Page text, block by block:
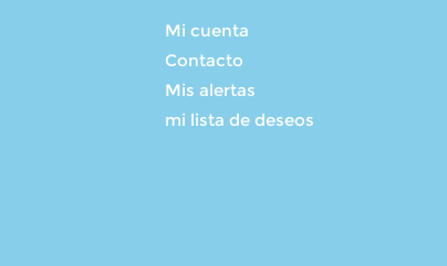
Mi cuenta
Contacto
Mis alertas
mi lista de deseos